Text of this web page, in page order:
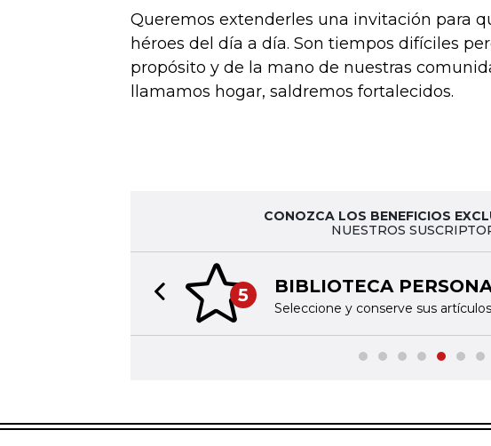
Queremos extenderles una invitación para
héroes del día a día. Son tiempos difíciles
propósito y de la mano de nuestras
llamamos hogar, saldremos fortalecidos.
CONOZCA LOS BENEFICIOS
NUESTROS
5 BIBLIOTECA
Seleccione y conserve sus
Previous slide